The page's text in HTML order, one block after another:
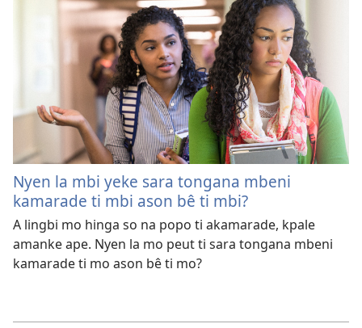
Nyen la mbi yeke sara tongana mbeni
kamarade ti mbi ason bê ti mbi?
A lingbi mo hinga so na popo ti akamarade, kpale
amanke ape. Nyen la mo peut ti sara tongana mbeni
kamarade ti mo ason bê ti mo?